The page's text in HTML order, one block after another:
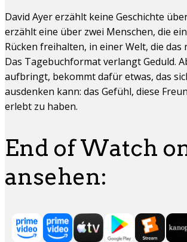
David Ayer erzählt keine Geschichte
erzählt eine über zwei Menschen, die
Rücken freihalten, in einer Welt, die
Das Tagebuchformat verlangt Geduld.
aufbringt, bekommt dafür etwas, das
ausdenken kann: das Gefühl, diese
erlebt zu haben.
End of Watch
ansehen: